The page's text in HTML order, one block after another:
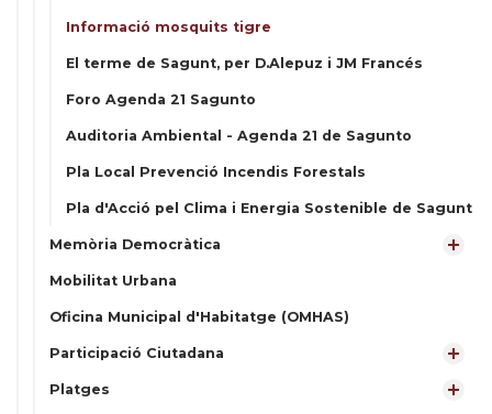
Informació mosquits tigre
El terme de Sagunt, per D.Alepuz i JM Francés
Foro Agenda 21 Sagunto
Auditoria Ambiental - Agenda 21 de Sagunto
Pla Local Prevenció Incendis Forestals
Pla d'Acció pel Clima i Energia Sostenible de Sagunt
Memòria Democràtica
Mobilitat Urbana
Oficina Municipal d'Habitatge (OMHAS)
Participació Ciutadana
Platges